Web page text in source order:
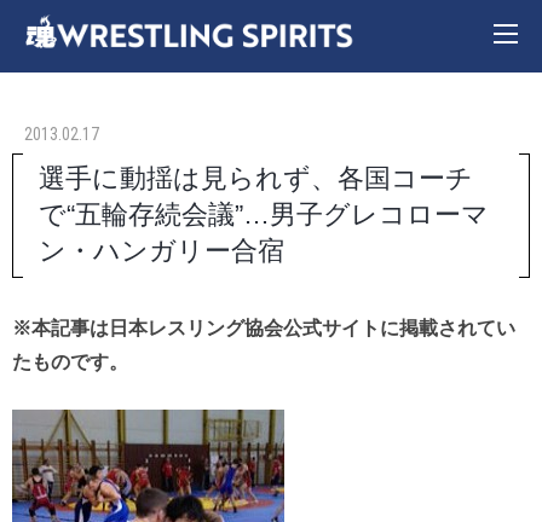
2013.02.17
選手に動揺は見られず、各国コーチ
で“五輪存続会議”…男子グレコローマ
ン・ハンガリー合宿
※本記事は日本レスリング協会公式サイトに掲載されてい
たものです。